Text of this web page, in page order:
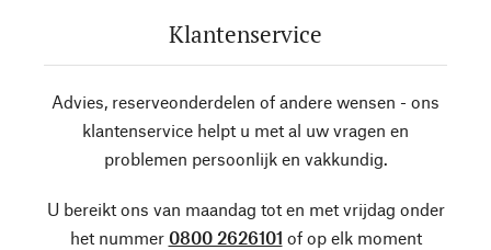
Klantenservice
Advies, reserveonderdelen of andere wensen - ons
klantenservice helpt u met al uw vragen en
problemen persoonlijk en vakkundig.
U bereikt ons van maandag tot en met vrijdag onder
het nummer 0800 2626101 of op elk moment